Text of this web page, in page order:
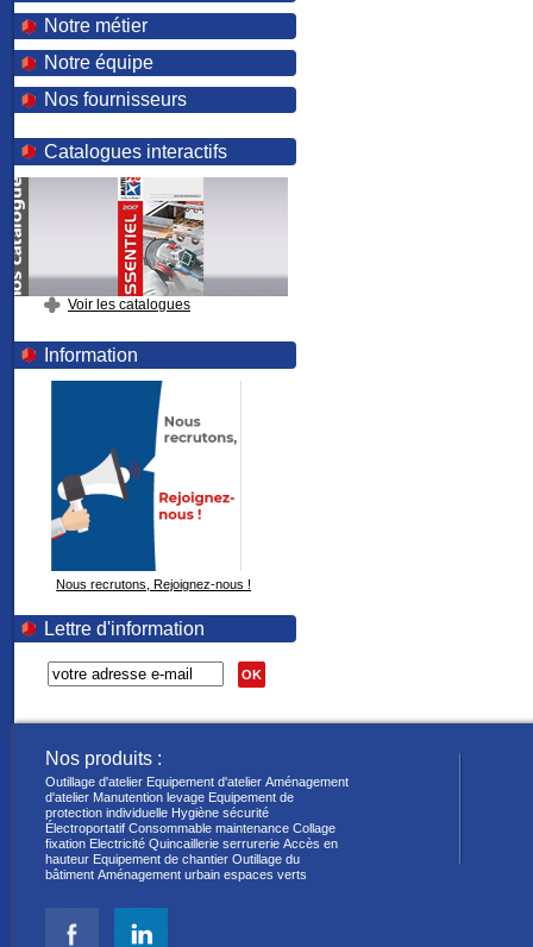
Notre métier
Notre équipe
Nos fournisseurs
Catalogues interactifs
Voir les catalogues
Information
Nous recrutons, Rejoignez-nous !
Lettre d'information
OK
Nos produits :
Outillage d'atelier Equipement d'atelier Aménagement
d'atelier Manutention levage Equipement de
protection individuelle Hygiène sécurité
Électroportatif Consommable maintenance Collage
fixation Electricité Quincaillerie serrurerie Accès en
hauteur Equipement de chantier Outillage du
bâtiment Aménagement urbain espaces verts